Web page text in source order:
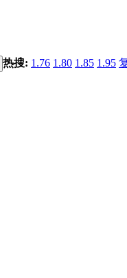
热搜: 1.76 1.80 1.85 1.95